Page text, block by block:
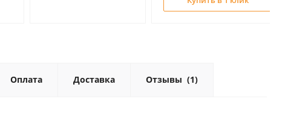
Оплата Доставка Отзывы (1)